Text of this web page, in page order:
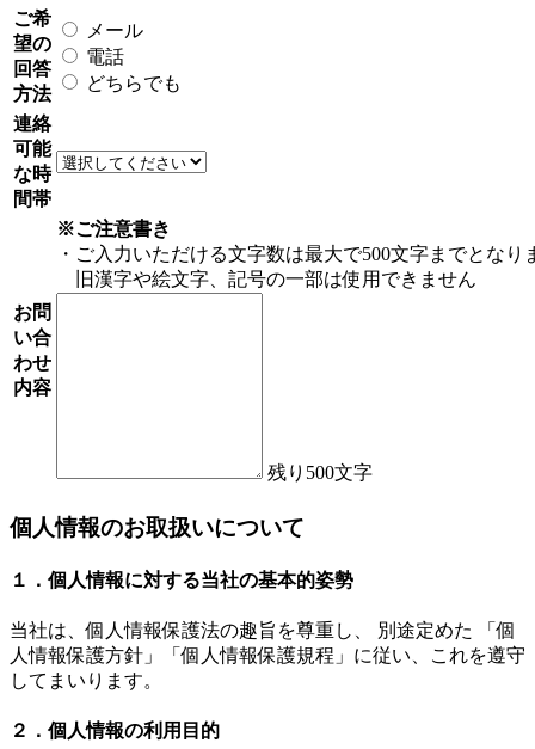
ご希
望の
回答
方法
メール
電話
どちらでも
連絡
可能
な時
間帯
お問
い合
わせ
内容
※ご注意書き
・ご入力いただける文字数は最大で500文字までとなり
旧漢字や絵文字、記号の一部は使用できません
残り 500文字
個人情報のお取扱いについて
１．個人情報に対する当社の基本的姿勢
当社は、個人情報保護法の趣旨を尊重し、 別途定めた 「個
人情報保護方針」「個人情報保護規程」に従い、これを遵守
してまいります。
２．個人情報の利用目的